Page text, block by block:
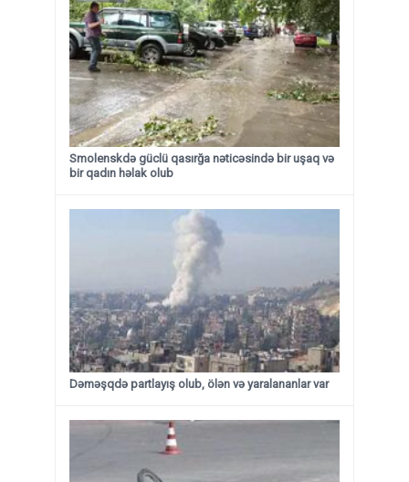
Smolenskdə güclü qasırğa nəticəsində bir uşaq və
bir qadın həlak olub
Dəməşqdə partlayış olub, ölən və yaralananlar var